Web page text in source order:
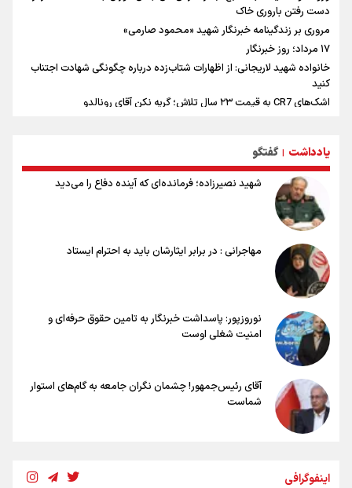
دست رفتن باروری خاک
مروری بر زندگینامه خبرنگار شهید «محمود صارمی»
۱۷ مرداد؛ روز خبرنگار
خانواده شهید لاریجانی: از اظهارات شتاب‌زده درباره چگونگی شهادت اجتناب
کنید
اشک‌های CR7 به قیمت ۲۳ سال تلاش؛ گریه نکن آقای رونالدو
تلاش مدام برای زنده نگه داشتن هنر ایرانی
نصرتی: پاسخ بیرانوند سنخیتی با صحبت‌های علی دایی نداشت/
ملی‌پوشان نباید از خودشان تعریف کنند!
خلعتبری: جای دو سه نفر در جام جهانی خالی بود/ تیم ملی نیاز به تغییر
نسل دارد/ دوست دارم آرژانتین قهرمان شود
شاهرخی: اندازه داشته‌هایمان از بازار جام جهانی برداشت کردیم/ دودستی
سرنوشت صعود را به تیم‌های دیگر سپردیم
عالمی: جام جهانی از مرحله حذفی جان گرفت/ درباره شیوه بازی تیم ملی
نقد وجود دارد
یادداشت | گفتگو
شهید نصیرزاده؛ فرمانده‌ای که آینده دفاع را می‌دید
مهاجرانی : در برابر ایثارشان باید به احترام ایستاد
نوروزپور: پاسداشت خبرنگار به تامین حقوق حرفه‌ای و
امنیت شغلی اوست
آقای رئیس‌جمهور! چشمان نگران جامعه به گام‌های استوار
شماست
اینفوگرافی